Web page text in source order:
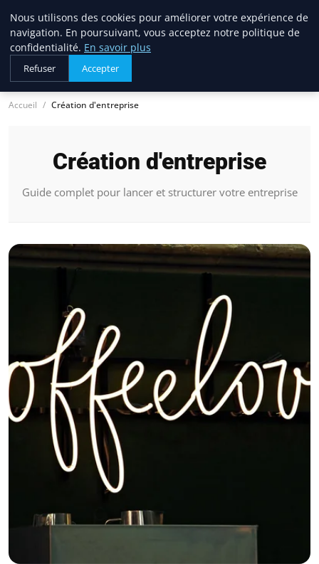
lostpages
BUSINESS INSIGHTS
Accueil Création d'entreprise
Création d'entreprise
Guide complet pour lancer et structurer votre entreprise
Nous utilisons des cookies pour améliorer votre expérience de
navigation. En poursuivant, vous acceptez notre politique de
confidentialité. En savoir plus
Refuser Accepter